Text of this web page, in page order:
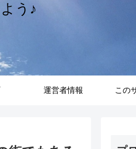
う♪
運営者情報 この